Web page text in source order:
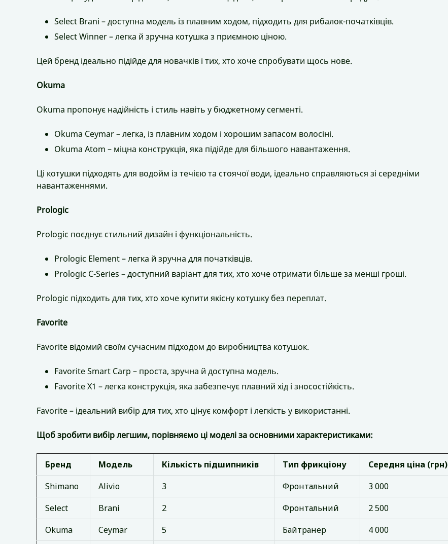
Select Brani – доступна модель із плавним ходом, підходить для рибалок-початківців.
Select Winner – легка й зручна котушка з приємною ціною.
Цей бренд ідеально підійде для новачків і тих, хто хоче спробувати щось нове.
Okuma
Okuma пропонує надійність і стиль навіть у бюджетному сегменті.
Okuma Ceymar – легка, із плавним ходом і хорошим запасом волосіні.
Okuma Atom – міцна конструкція, яка підійде для більшого навантаження.
Ці котушки підходять для водойм із течією та стоячої води, ідеально справляються зі середніми
навантаженнями.
Prologic
Prologic поєднує стильний дизайн і функціональність.
Prologic Element – легка й зручна для початківців.
Prologic C-Series – доступний варіант для тих, хто хоче отримати більше за менші гроші.
Prologic підходить для тих, хто хоче купити якісну котушку без переплат.
Favorite
Favorite відомий своїм сучасним підходом до виробництва котушок.
Favorite Smart Carp – проста, зручна й доступна модель.
Favorite X1 – легка конструкція, яка забезпечує плавний хід і зносостійкість.
Favorite – ідеальний вибір для тих, хто цінує комфорт і легкість у використанні.
Щоб зробити вибір легшим, порівняємо ці моделі за основними характеристиками:
Бренд Модель Кількість підшипників Тип фрикціону
Середня ціна (грн)
Shimano
Alivio 3 Фронтальний
3 000
Select
Brani 2 Фронтальний
2 500
Okuma
Ceymar 5 Байтранер
4 000